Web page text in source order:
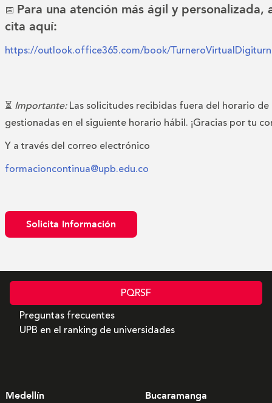
📅 Para una atención más ágil y personalizada,
cita aquí:
https://outlook.office365.com/book/
⏳ Importante:Las solicitudes recibidas fuera del horario de
gestionadas en el siguiente horario hábil. ¡Gracias por tu
Y a través del correo electrónico
formacioncontinua@upb.edu.co
Solicita Información
PQRSF
Preguntas frecuentes
UPB en el ranking de universidades
Medellín Bucaramanga